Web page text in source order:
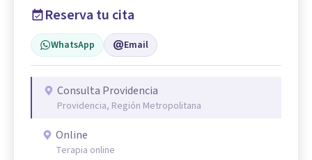
Reserva tu cita
WhatsApp Email
Consulta Providencia
Providencia, Región Metropolitana
Online
Terapia online